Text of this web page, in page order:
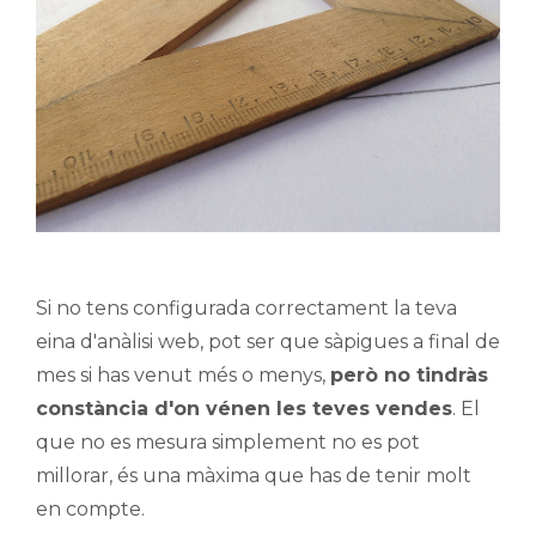
Si no tens configurada correctament la teva
eina d'anàlisi web, pot ser que sàpigues a final de
mes si has venut més o menys, però no tindràs
constància d'on vénen les teves vendes. El
que no es mesura simplement no es pot
millorar, és una màxima que has de tenir molt
en compte.